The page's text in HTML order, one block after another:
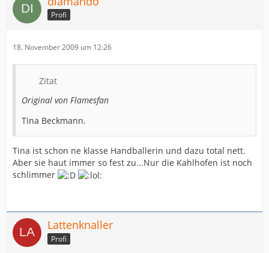
Profi
18. November 2009 um 12:26
Zitat
Original von Flamesfan
Tina Beckmann.
Tina ist schon ne klasse Handballerin und dazu total nett.
Aber sie haut immer so fest zu...Nur die Kahlhofen ist noch
schlimmer
Lattenknaller
Profi